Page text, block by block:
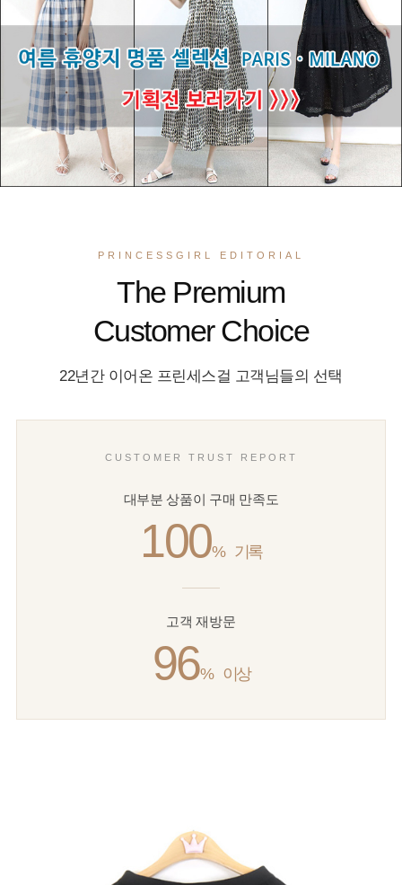
PRINCESSGIRL EDITORIAL
The Premium
Customer Choice
22년간 이어온 프린세스걸 고객님들의 선택
CUSTOMER TRUST REPORT
대부분 상품이 구매 만족도
100% 기록
고객 재방문
96% 이상